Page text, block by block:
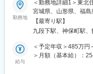
支援できます。
◎技術とビジネスの両
単なるデータ処理に
まで一貫して関われる
◎スキルアップ支援
社内勉強会や技術共
■概要：
リクルートグループ
して支える「プロダ
データパイプラインや
クトの開発業務に携
勤務地
＜勤務地詳細1＞東北
宮城県、山形県、福
詳細2＞本社住所：東
ビル 南棟4階勤務地最
（リモートワーク含む
【最寄り駅】
九段下駅、神保町駅、
給与
＜予定年収＞485万
＞月額（基本給）：